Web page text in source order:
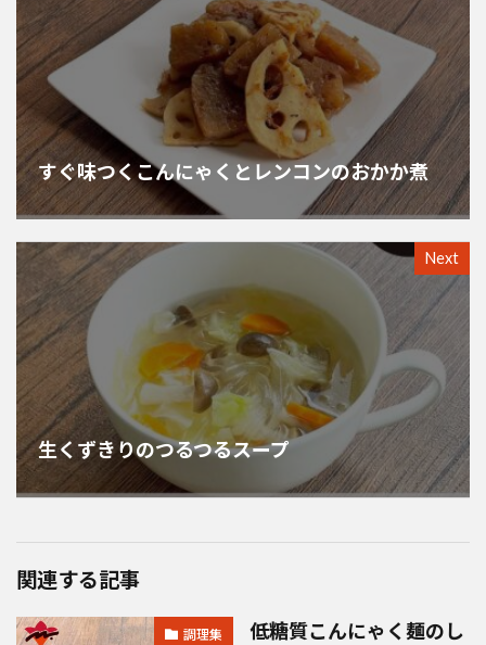
すぐ味つくこんにゃくとレンコンのおかか煮
Next
生くずきりのつるつるスープ
関連する記事
調理集
低糖質こんにゃく麺のし